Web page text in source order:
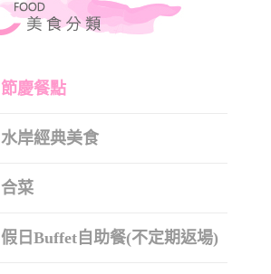
節慶餐點
水岸經典美食
合菜
假日Buffet自助餐(不定期返場)